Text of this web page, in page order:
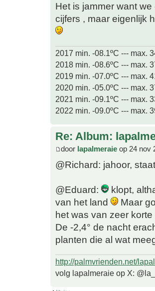
Het is jammer want
cijfers , maar eigenlijk
2017 min. -08.1ºC --- max.
2018 min. -08.6ºC --- max.
2019 min. -07.0ºC --- max.
2020 min. -05.0ºC --- max.
2021 min. -09.1ºC --- max.
2022 min. -09.0ºC --- max.
Re: Album:
door lapalmeraie op 24 nov
@Richard: jahoor,
@Eduard:
klopt,
van het land
Maar
het was van zeer korte
De -2,4° de nacht
planten die al wat
http://palmvrienden.net/
volg lapalmeraie op X: